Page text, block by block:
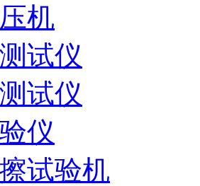
机
试仪
试仪
仪
试验机